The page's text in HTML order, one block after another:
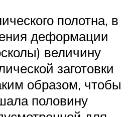
полотна, в
деформации
величину
заготовки
образом, чтобы
половину